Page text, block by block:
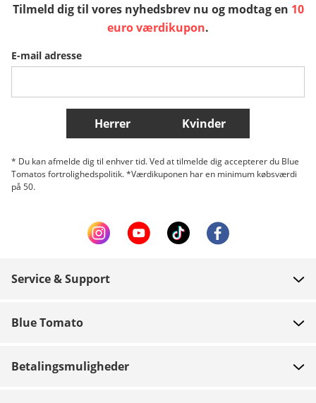
Slovenija
Belgique (Français) Danmark Norge
Flere lande
Tilmeld dig til vores nyhedsbrev nu og modtag en 10
euro værdikupon.
E-mail adresse
Herrer Kvinder
* Du kan afmelde dig til enhver tid. Ved at tilmelde dig accepterer du Blue
Tomatos fortrolighedspolitik. *Værdikuponen har en minimum købsværdi
på 50.
Service & Support
Betaling
Blue Tomato
Betalingsmuligheder